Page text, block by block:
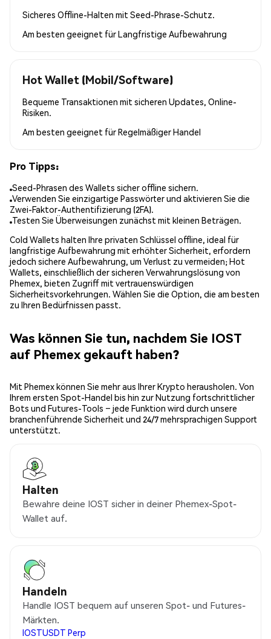
Sicheres Offline-Halten mit Seed-Phrase-Schutz.
Am besten geeignet fürLangfristige Aufbewahrung
Hot Wallet (Mobil/Software)
Bequeme Transaktionen mit sicheren Updates, Online-
Risiken.
Am besten geeignet fürRegelmäßiger Handel
Pro Tipps:
Seed-Phrasen des Wallets sicher offline sichern.
Verwenden Sie einzigartige Passwörter und aktivieren Sie die
Zwei-Faktor-Authentifizierung (2FA).
Testen Sie Überweisungen zunächst mit kleinen Beträgen.
Cold Wallets halten Ihre privaten Schlüssel offline, ideal für
langfristige Aufbewahrung mit erhöhter Sicherheit, erfordern
jedoch sichere Aufbewahrung, um Verlust zu vermeiden; Hot
Wallets, einschließlich der sicheren Verwahrungslösung von
Phemex, bieten Zugriff mit vertrauenswürdigen
Sicherheitsvorkehrungen. Wählen Sie die Option, die am besten
zu Ihren Bedürfnissen passt.
Was können Sie tun, nachdem Sie IOST
auf Phemex gekauft haben?
Mit Phemex können Sie mehr aus Ihrer Krypto herausholen. Von
Ihrem ersten Spot-Handel bis hin zur Nutzung fortschrittlicher
Bots und Futures-Tools – jede Funktion wird durch unsere
branchenführende Sicherheit und 24/7 mehrsprachigen Support
unterstützt.
Halten
Bewahre deine IOST sicher in deiner Phemex-Spot-
Wallet auf.
Handeln
Handle IOST bequem auf unseren Spot- und Futures-
Märkten.
IOSTUSDT Perp